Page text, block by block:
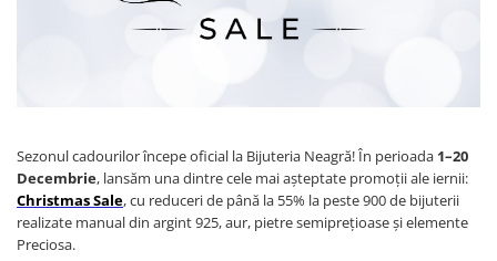
Coliere Transparente cu Stea
Coliere Transparente cu Soare
Coliere Transparente cu Initiale
Coliere Transparente cu Flori
Coliere Transparente cu Animale
Coliere Transparente cu Molecule
Brățări din Argint cu pietre
Sezonul cadourilor începe oficial la Bijuteria Neagră! În perioada 1–20
Decembrie, lansăm una dintre cele mai așteptate promoții ale iernii:
Christmas Sale, cu reduceri de până la 55% la peste 900 de bijuterii
realizate manual din argint 925, aur, pietre semiprețioase și elemente
Preciosa.